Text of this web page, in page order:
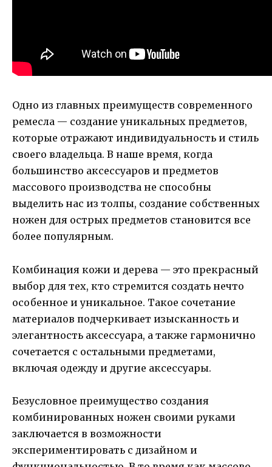
Одно из главных преимуществ современного
ремесла — создание уникальных предметов,
которые отражают индивидуальность и стиль
своего владельца. В наше время, когда
большинство аксессуаров и предметов
массового производства не способны
выделить нас из толпы, создание собственных
ножен для острых предметов становится все
более популярным.
Комбинация кожи и дерева — это прекрасный
выбор для тех, кто стремится создать нечто
особенное и уникальное. Такое сочетание
материалов подчеркивает изысканность и
элегантность аксессуара, а также гармонично
сочетается с остальными предметами,
включая одежду и другие аксессуары.
Безусловное преимущество создания
комбинированных ножен своими руками
заключается в возможности
экспериментировать с дизайном и